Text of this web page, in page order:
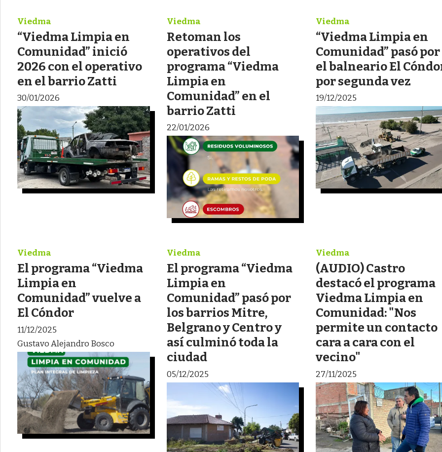
“Viedma Limpia en
Comunidad” inició
2026 con el operativo
en el barrio Zatti
Viedma
30/01/2026
Retoman los
operativos del
programa “Viedma
Limpia en
Comunidad” en el
barrio Zatti
Viedma
22/01/2026
“Viedma Limpia en
Comunidad” pasó por
el balneario El
por segunda vez
Viedma
19/12/2025
El programa “Viedma
Limpia en
Comunidad” vuelve a
El Cóndor
Gustavo Alejandro Bosco
Viedma
11/12/2025
El programa “Viedma
Limpia en
Comunidad” pasó por
los barrios Mitre,
Belgrano y Centro y
así culminó toda la
ciudad
Viedma
05/12/2025
(AUDIO) Castro
destacó el programa
Viedma Limpia en
Comunidad: "Nos
permite un contacto
cara a cara con el
vecino"
Viedma
27/11/2025